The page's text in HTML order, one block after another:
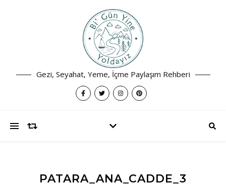
Gezi, Seyahat, Yeme, İçme Paylaşım Rehberi
PATARA_ANA_CADDE_3